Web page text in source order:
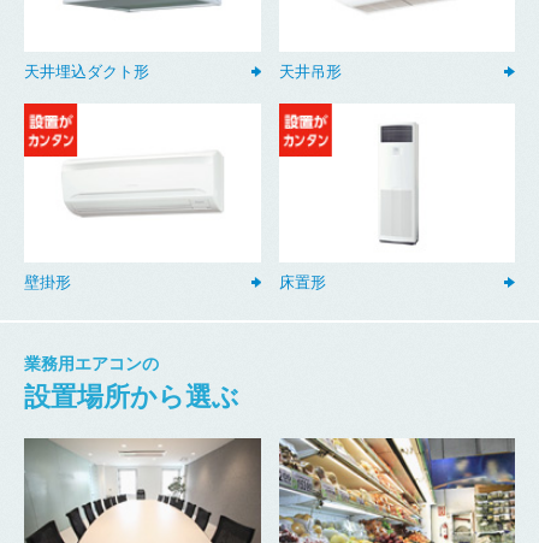
天井埋込ダクト形 天井吊形
壁掛形 床置形
業務用エアコンの
設置場所から選ぶ